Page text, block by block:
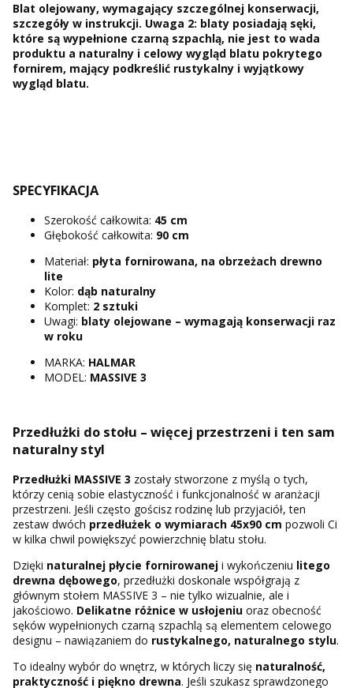
Blat olejowany, wymagający szczególnej konserwacji,
szczegóły w instrukcji. Uwaga 2: blaty posiadają sęki,
które są wypełnione czarną szpachlą, nie jest to wada
produktu a naturalny i celowy wygląd blatu pokrytego
fornirem, mający podkreślić rustykalny i wyjątkowy
wygląd blatu.
SPECYFIKACJA
Szerokość całkowita: 45 cm
Głębokość całkowita: 90 cm
Materiał: płyta fornirowana, na obrzeżach drewno
lite
Kolor: dąb naturalny
Komplet: 2 sztuki
Uwagi: blaty olejowane – wymagają konserwacji raz
w roku
MARKA: HALMAR
MODEL: MASSIVE 3
Przedłużki do stołu – więcej przestrzeni i ten sam
naturalny styl
Przedłużki MASSIVE 3 zostały stworzone z myślą o tych,
którzy cenią sobie elastyczność i funkcjonalność w aranżacji
przestrzeni. Jeśli często gościsz rodzinę lub przyjaciół, ten
zestaw dwóch przedłużek o wymiarach 45x90 cm pozwoli Ci
w kilka chwil powiększyć powierzchnię blatu stołu.
Dzięki naturalnej płycie fornirowanej i wykończeniu litego
drewna dębowego, przedłużki doskonale współgrają z
głównym stołem MASSIVE 3 – nie tylko wizualnie, ale i
jakościowo. Delikatne różnice w usłojeniu oraz obecność
sęków wypełnionych czarną szpachlą są elementem celowego
designu – nawiązaniem do rustykalnego, naturalnego stylu.
To idealny wybór do wnętrz, w których liczy się naturalność,
praktyczność i piękno drewna. Jeśli szukasz sprawdzonego